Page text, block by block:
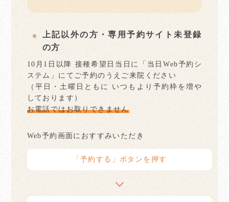
上記以外の方・専用予約サイト未登録
の方
10月1日以降 接種希望日当日に「当日Web予約シ
ステム」にてご予約のうえご来院ください
（平日・土曜日ともに いつもより予約枠を増や
しております）
お電話ではお取りできません
Web予約画面におすすみいただき
「予約する」ボタンを押す